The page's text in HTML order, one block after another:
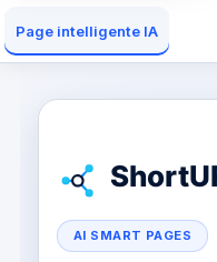
Page intelligente IA
AI SMART PAGES